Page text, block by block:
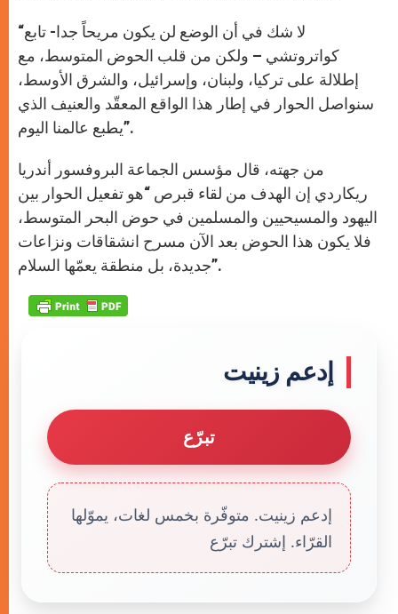
“لا شك في أن الوضع لن يكون مريحاً جدا- تابع
كواتروتشي – ولكن من قلب الحوض المتوسط، مع
إطلالة على تركيا، ولبنان، وإسرائيل، والشرق الأوسط،
سنواصل الحوار في إطار هذا الواقع المعقّد والعنيف الذي
يطبع عالمنا اليوم”.
من جهته، قال مؤسس الجماعة البروفسور أندريا
ريكاردي إن الهدف من لقاء قبرص “هو تفعيل الحوار بين
اليهود والمسيحيين والمسلمين في حوض البحر المتوسط،
فلا يكون هذا الحوض بعد الآن مسرح انشقاقات ونزاعات
جديدة، بل منطقة يعمّها السلام”.
إدعم زينيت
تبرّع
إدعم زينيت. متوفّرة بخمس لغات، يموّلها
القرّاء. إشترك تبرّع